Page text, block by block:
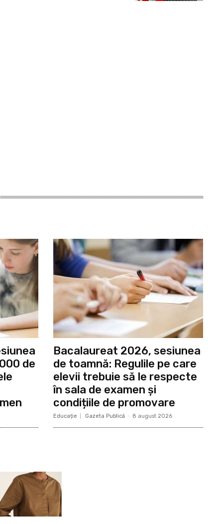
de
Bacalaureat 2026, sesiunea
de toamnă: Regulile pe care
elevii trebuie să le respecte
în sala de examen și
condițiile de promovare
Educație Gazeta Publică - 8 august 2026